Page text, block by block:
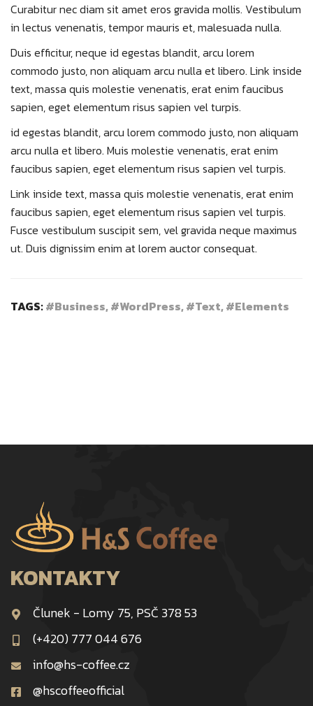
Curabitur nec diam sit amet eros gravida mollis. Vestibulum
in lectus venenatis, tempor mauris et, malesuada nulla.
Duis efficitur, neque id egestas blandit, arcu lorem
commodo justo, non aliquam arcu nulla et libero. Link inside
text, massa quis molestie venenatis, erat enim faucibus
sapien, eget elementum risus sapien vel turpis.
id egestas blandit, arcu lorem commodo justo, non aliquam
arcu nulla et libero. Muis molestie venenatis, erat enim
faucibus sapien, eget elementum risus sapien vel turpis.
Link inside text, massa quis molestie venenatis, erat enim
faucibus sapien, eget elementum risus sapien vel turpis.
Fusce vestibulum suscipit sem, vel gravida neque maximus
ut. Duis dignissim enim at lorem auctor consequat.
TAGS:#Business, #WordPress, #Text, #Elements
KONTAKTY
Člunek - Lomy 75, PSČ 378 53
(+420) 777 044 676
info@hs-coffee.cz
@hscoffeeofficial